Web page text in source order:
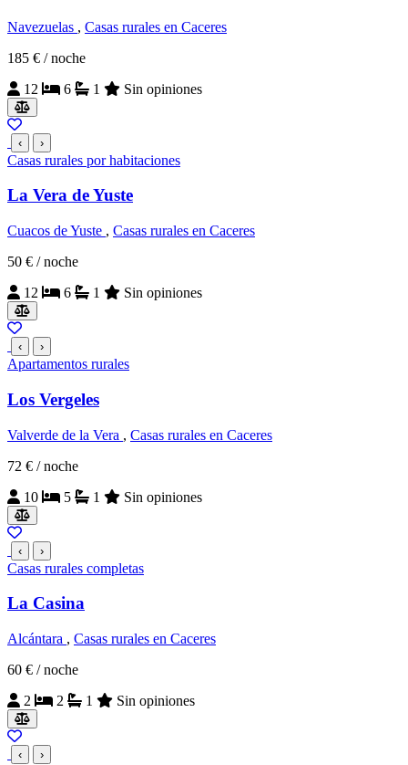
Navezuelas , Casas rurales en Caceres
185 € / noche
12
6 1 Sin opiniones
‹ ›
Casas rurales por habitaciones
La Vera de Yuste
Cuacos de Yuste , Casas rurales en Caceres
50 € / noche
12
6 1 Sin opiniones
‹ ›
Apartamentos rurales
Los Vergeles
Valverde de la Vera , Casas rurales en Caceres
72 € / noche
10
5 1 Sin opiniones
‹ ›
Casas rurales completas
La Casina
Alcántara , Casas rurales en Caceres
60 € / noche
2
2 1 Sin opiniones
‹ ›